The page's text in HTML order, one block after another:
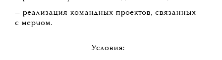
— реализация командных проектов, связанных
с мерчом.
Условия: